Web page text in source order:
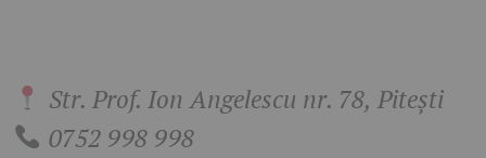
Str. Prof. Ion Angelescu nr. 78, Pitești
0752 998 998